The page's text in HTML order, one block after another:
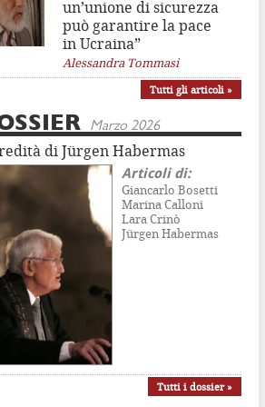
un’unione di sicurezza
può garantire la pace
in Ucraina”
Alessandra Tommasi
Tutti gli articoli »
Marzo 2026
di Jürgen Habermas
Articoli di:
Giancarlo Bosetti
Marina Calloni
Lara Crinò
Jürgen Habermas
Tutti i dossier »